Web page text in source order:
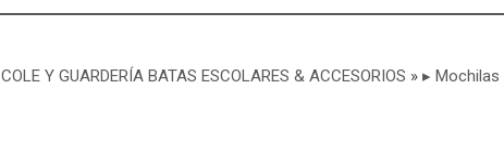
COLE Y GUARDERÍA BATAS ESCOLARES & ACCESORIOS » ▸ Mochilas